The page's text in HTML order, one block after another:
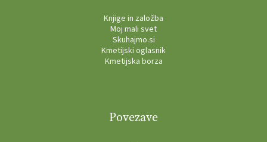
Knjige in založba
Moj mali svet
Skuhajmo.si
Kmetijski oglasnik
Kmetijska borza
Povezave